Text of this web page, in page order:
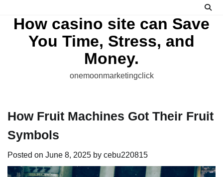
contentHow casino site can Save
You Time, Stress, and
Money.
onemoonmarketingclick
How Fruit Machines Got Their Fruit
Symbols
Posted on June 8, 2025 by cebu220815